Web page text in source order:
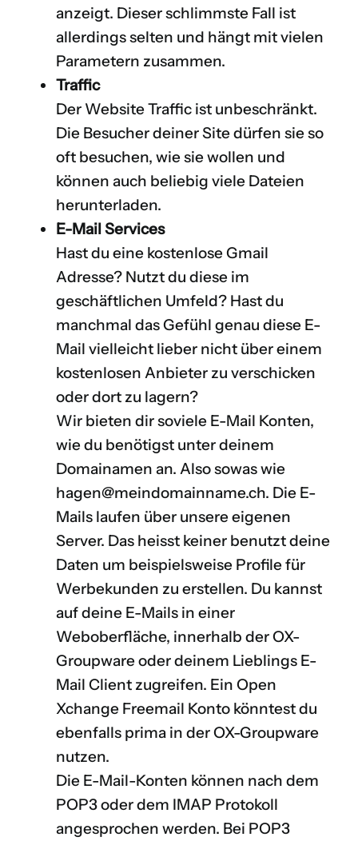
anzeigt. Dieser schlimmste Fall ist
allerdings selten und hängt mit vielen
Parametern zusammen.
Traffic
Der Website Traffic ist unbeschränkt.
Die Besucher deiner Site dürfen sie so
oft besuchen, wie sie wollen und
können auch beliebig viele Dateien
herunterladen.
E-Mail Services
Hast du eine kostenlose Gmail
Adresse? Nutzt du diese im
geschäftlichen Umfeld? Hast du
manchmal das Gefühl genau diese E-
Mail vielleicht lieber nicht über einem
kostenlosen Anbieter zu verschicken
oder dort zu lagern?
Wir bieten dir soviele E-Mail Konten,
wie du benötigst unter deinem
Domainamen an. Also sowas wie
hagen@meindomainname.ch. Die E-
Mails laufen über unsere eigenen
Server. Das heisst keiner benutzt deine
Daten um beispielsweise Profile für
Werbekunden zu erstellen. Du kannst
auf deine E-Mails in einer
Weboberfläche, innerhalb der OX-
Groupware oder deinem Lieblings E-
Mail Client zugreifen. Ein Open
Xchange Freemail Konto könntest du
ebenfalls prima in der OX-Groupware
nutzen.
Die E-Mail-Konten können nach dem
POP3oder dem IMAP Protokoll
angesprochen werden. Bei POP3